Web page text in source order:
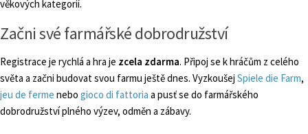
věkových kategorií.
Začni své farmářské dobrodružství
Registrace je rychlá a hra je zcela zdarma. Připoj se k hráčům z celého
světa a začni budovat svou farmu ještě dnes. Vyzkoušej Spiele die Farm,
jeu de ferme nebo gioco di fattoria a pusť se do farmářského
dobrodružství plného výzev, odměn a zábavy.